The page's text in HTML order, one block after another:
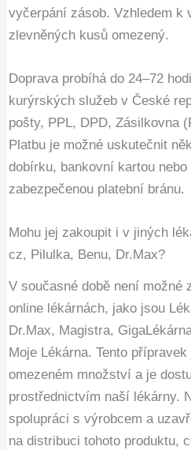
vyčerpání zásob. Vzhledem k
zlevněných kusů omezený.
Doprava probíhá do 24–72
kurýrských služeb v České
pošty, PPL, DPD, Zásilkovna
Platbu je možné uskutečnit
dobírku, bankovní kartou nebo
zabezpečenou platební bránu.
Mohu jej zakoupit i v jiných
cz, Pilulka, Benu, Dr.Max?
V současné době není možné
online lékárnách, jako jsou
Dr.Max, Magistra,
Moje Lékárna. Tento
omezeném množství a je
prostřednictvím naší lékárny.
spolupráci s výrobcem a
na distribuci tohoto produktu,